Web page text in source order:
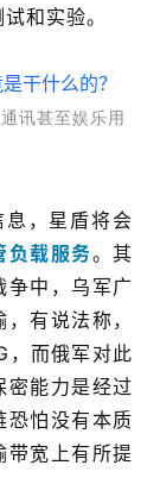
和实验。
讯甚至娱乐用
，星盾将会
负载服务。其
争中，乌军广
有说法称，
，而俄军对此
密能力是经过
恐怕没有本质
带宽上有所提